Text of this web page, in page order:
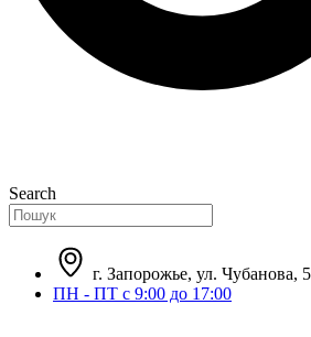
Search
г. Запорожье, ул. Чубанова, 5
ПН - ПТ с 9:00 до 17:00